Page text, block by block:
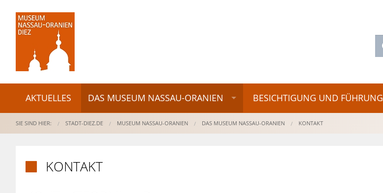
AKTUELLES DAS MUSEUM NASSAU-ORANIEN BESICHTIGUNG UND FÜHRUNG
SIE SIND HIER: STADT-DIEZ.DE MUSEUM NASSAU-ORANIEN DAS MUSEUM NASSAU-ORANIEN KONTAKT
KONTAKT